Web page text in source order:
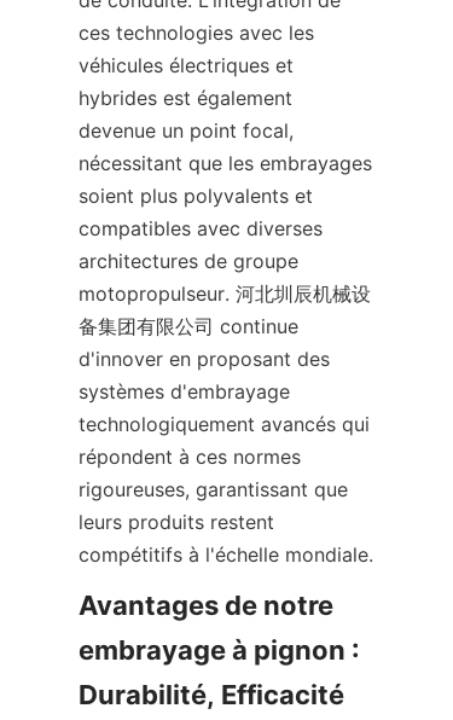
ces technologies avec les
véhicules électriques et
hybrides est également
devenue un point focal,
nécessitant que les embrayages
soient plus polyvalents et
compatibles avec diverses
architectures de groupe
motopropulseur. 河北圳辰机械设
备集团有限公司 continue
d'innover en proposant des
systèmes d'embrayage
technologiquement avancés qui
répondent à ces normes
rigoureuses, garantissant que
leurs produits restent
compétitifs à l'échelle mondiale.
Avantages de notre
embrayage à pignon :
Durabilité, Efficacité